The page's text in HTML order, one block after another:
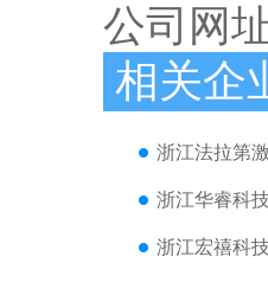
公司网
相关企
浙江法拉第
浙江华睿科
浙江宏禧科